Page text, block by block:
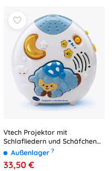
Vtech Projektor mit
Schlafliedern und Schäfchen
am Himmel
Außenlager ?
33,50 €